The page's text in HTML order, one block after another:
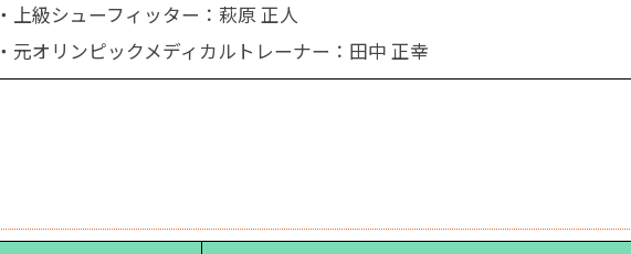
・上級シューフィッター：萩原 正人
・元オリンピックメディカルトレーナー：田中 正幸